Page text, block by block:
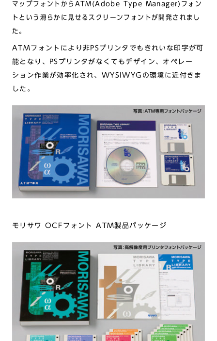
マップフォントからATM(Adobe Type Manager)フォン
トという滑らかに見せるスクリーンフォントが開発されまし
た。
ATMフォントにより非PSプリンタでもきれいな印字が可
能となり、PSプリンタがなくてもデザイン、オペレー
ション作業が効率化され、WYSIWYGの環境に近付きま
した。
モリサワ OCFフォント ATM製品パッケージ